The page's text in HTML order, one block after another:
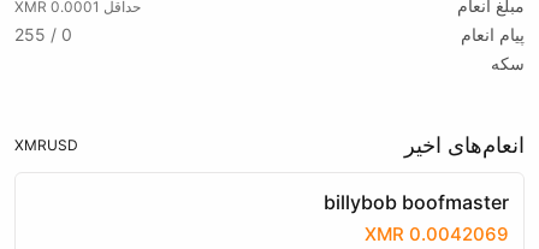
مبلغ انعام حداقل 0.0001 XMR
پیام انعام
0 / 255
سکه
انعام‌های اخیر USD
XMR
billybob boofmaster
0.0042069 XMR